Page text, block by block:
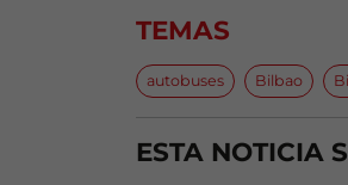
TEMAS
autobuses Bilbao
ESTA NOTICIA